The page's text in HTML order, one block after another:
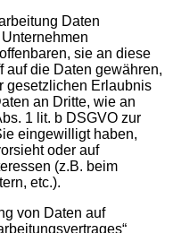
Daten
sie an diese
auf die Daten gewähren,
gesetzlichen Erlaubnis
an Dritte, wie an
1 lit. b DSGVO zur
eingewilligt haben,
oder auf
(z.B. beim
etc.).
von Daten auf